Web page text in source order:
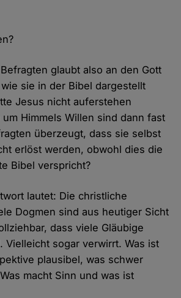
glaubt also an den Gott
sie in der Bibel dargestellt
Jesus nicht auferstehen
Himmels Willen sind dann fast
überzeugt, dass sie selbst
erlöst werden, obwohl dies die
Bibel verspricht?
lautet: Die christliche
Dogmen sind aus heutiger Sicht
dass viele Gläubige
Vielleicht sogar verwirrt. Was ist
plausibel, was schwer
macht Sinn und was ist